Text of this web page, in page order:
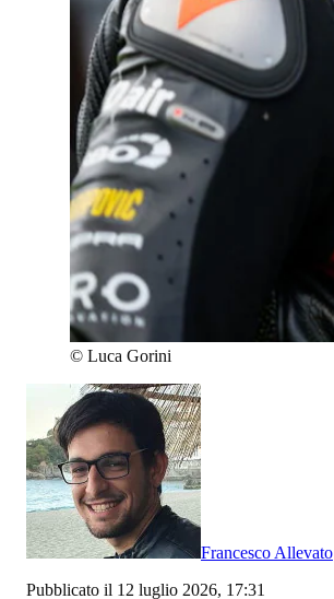
© Luca Gorini
Francesco Allevato
Pubblicato il 12 luglio 2026, 17:31